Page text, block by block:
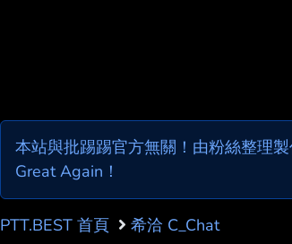
本站與批踢踢官方無關！由粉絲整理
Great Again！
PTT.BEST 首頁 希洽 C_Chat